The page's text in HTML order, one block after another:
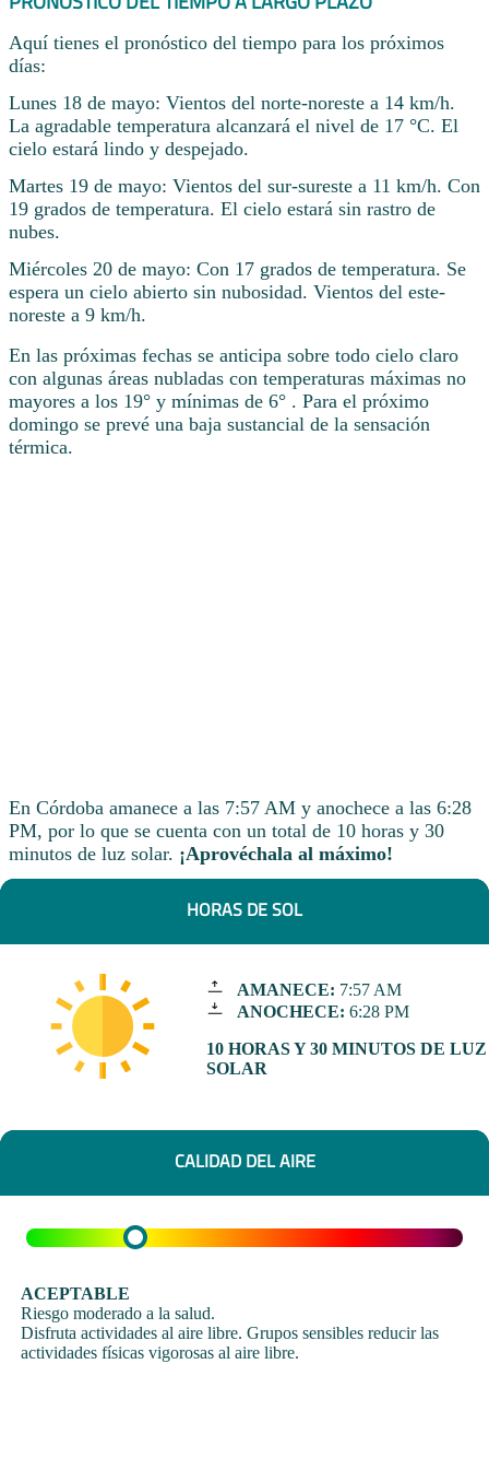
Aquí tienes el pronóstico del tiempo para los próximos
días:
Lunes 18 de mayo: Vientos del norte-noreste a 14 km/h.
La agradable temperatura alcanzará el nivel de 17 °C. El
cielo estará lindo y despejado.
Martes 19 de mayo: Vientos del sur-sureste a 11 km/h. Con
19 grados de temperatura. El cielo estará sin rastro de
nubes.
Miércoles 20 de mayo: Con 17 grados de temperatura. Se
espera un cielo abierto sin nubosidad. Vientos del este-
noreste a 9 km/h.
En las próximas fechas se anticipa sobre todo cielo claro
con algunas áreas nubladas con temperaturas máximas no
mayores a los 19° y mínimas de 6° . Para el próximo
domingo se prevé una baja sustancial de la sensación
térmica.
En Córdoba amanece a las 7:57 AM y anochece a las 6:28
PM, por lo que se cuenta con un total de 10 horas y 30
minutos de luz solar. ¡Aprovéchala al máximo!
HORAS DE SOL
AMANECE: 7:57 AM
ANOCHECE: 6:28 PM
10 HORAS Y 30 MINUTOS DE LUZ
SOLAR
CALIDAD DEL AIRE
ACEPTABLE
Riesgo moderado a la salud.
Disfruta actividades al aire libre. Grupos sensibles reducir las
actividades físicas vigorosas al aire libre.